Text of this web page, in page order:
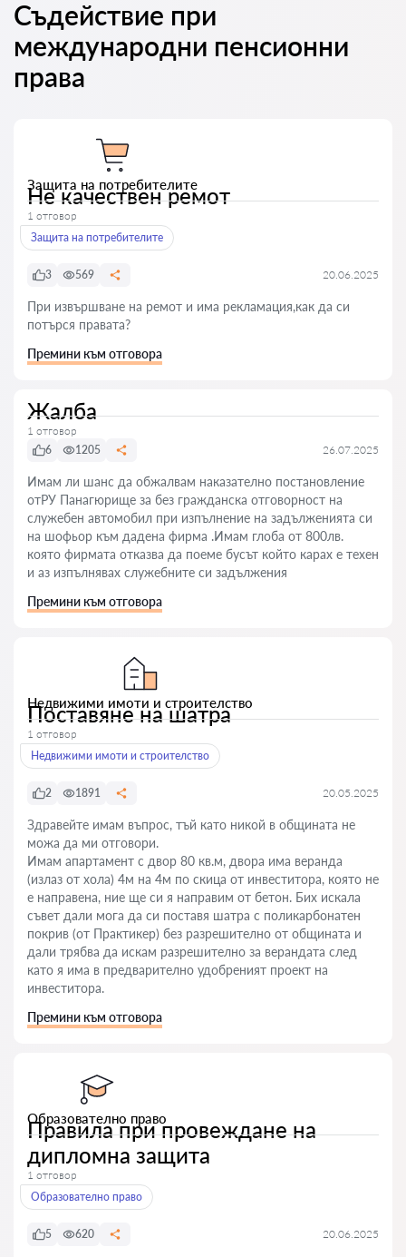
Съдействие при
международни пенсионни
права
Защита на потребителите
Не качествен ремот
1 отговор
Защита на потребителите
3 569 20.06.2025
При извършване на ремот и има рекламация,как да си
потърся правата?
Премини към отговора
Жалба
1 отговор
6
1205 26.07.2025
Имам ли шанс да обжалвам наказателно постановление
отРУ Панагюрище за без гражданска отговорност на
служебен автомобил при изпълнение на задълженията си
на шофьор към дадена фирма .Имам глоба от 800лв.
която фирмата отказва да поеме бусът който карах е техен
и аз изпълнявах служебните си задължения
Премини към отговора
Недвижими имоти и строителство
Поставяне на шатра
1 отговор
Недвижими имоти и строителство
2 1891 20.05.2025
Здравейте имам въпрос, тъй като никой в общината не
можа да ми отговори.
Имам апартамент с двор 80 кв.м, двора има веранда
(излаз от хола) 4м на 4м по скица от инвеститора, която не
е направена, ние ще си я направим от бетон. Бих искала
съвет дали мога да си поставя шатра с поликарбонатен
покрив (от Практикер) без разрешително от общината и
дали трябва да искам разрешително за верандата след
като я има в предварително удобреният проект на
инвеститора.
Премини към отговора
Образователно право
Правила при провеждане на
дипломна защита
1 отговор
Образователно право
5 620 20.06.2025